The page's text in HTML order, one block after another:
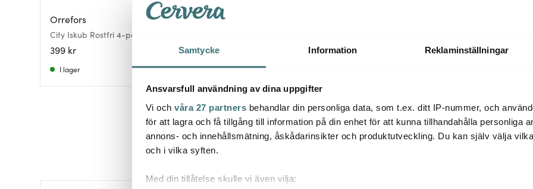
Samtycke Information Reklaminställningar
Ansvarsfull användning av dina uppgifter
Vi och våra 27 partners behandlar din personliga data, som t.ex. ditt IP-nummer, och
för att lagra och få tillgång till information på din enhet för att kunna tillhandahålla personliga
annons- och innehållsmätning, åskådarinsikter och produktutveckling. Du kan själv välja
och i vilka syften.
Med din tillåtelse skulle vi även vilja:
Orrefors
City Iskub Rostfri 4-pack
399 kr
I lager
Viski
Glacier Rocks stora iskuber i stål
292 kr
I lager
pack Vit
229 kr 292 kr
Du kanske också gillar